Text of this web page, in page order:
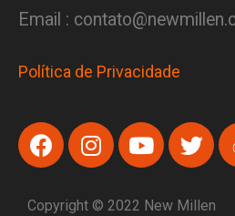
Email :
Política de Privacidade
Copyright © 2022 New Millen